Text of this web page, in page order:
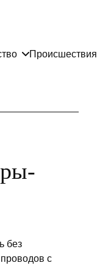
Происшествия
без
с